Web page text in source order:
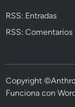
RSS: Entradas
RSS: Comentarios
Copyright
Funciona con